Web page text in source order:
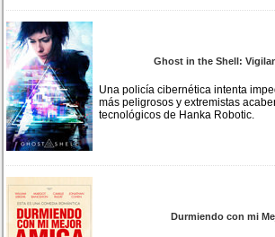
Ghost in the Shell:
Una policía cibernética intenta
más peligrosos y extremistas
tecnológicos de Hanka Robotic.
Durmiendo con mi